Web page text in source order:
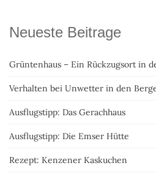
Neueste Beitrage
Grüntenhaus – Ein Rückzugsort in
Verhalten bei Unwetter in den
Ausflugstipp: Das Gerachhaus
Ausflugstipp: Die Emser Hütte
Rezept: Kenzener Kaskuchen